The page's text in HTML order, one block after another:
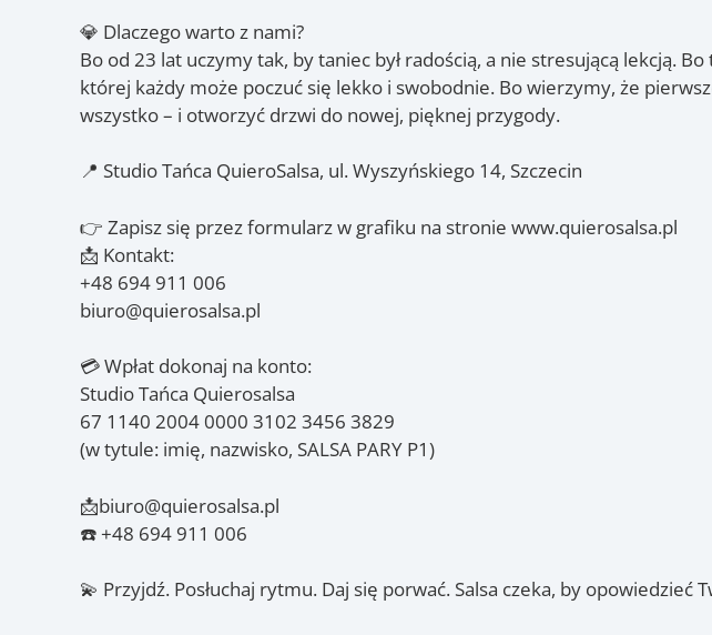
💎 Dlaczego warto z nami?
Bo od 23 lat uczymy tak, by taniec był radością, a nie stresującą lekcją.
której każdy może poczuć się lekko i swobodnie. Bo wierzymy, że
wszystko – i otworzyć drzwi do nowej, pięknej przygody.
📍 Studio Tańca QuieroSalsa, ul. Wyszyńskiego 14, Szczecin
👉 Zapisz się przez formularz w grafiku na stronie www.quierosalsa.pl
📩 Kontakt:
+48 694 911 006
biuro@quierosalsa.pl
💳 Wpłat dokonaj na konto:
Studio Tańca Quierosalsa
67 1140 2004 0000 3102 3456 3829
(w tytule: imię, nazwisko, SALSA PARY P1)
📩biuro@quierosalsa.pl
☎️ +48 694 911 006
💫 Przyjdź. Posłuchaj rytmu. Daj się porwać. Salsa czeka, by opowiedzieć